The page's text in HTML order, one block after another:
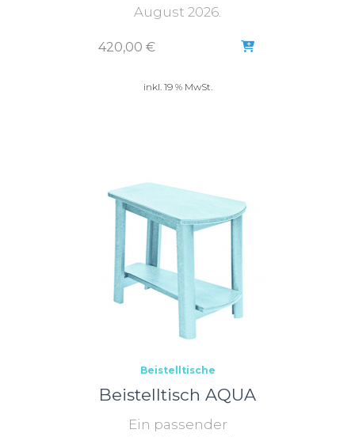
August 2026.
420,00 €
inkl. 19 % MwSt.
Beistelltische
Beistelltisch AQUA
Ein passender